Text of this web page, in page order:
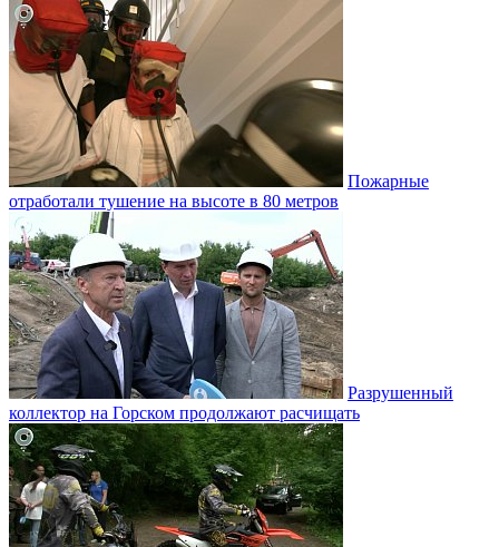
Пожарные
отработали тушение на высоте в 80 метров
Разрушенный
коллектор на Горском продолжают расчищать